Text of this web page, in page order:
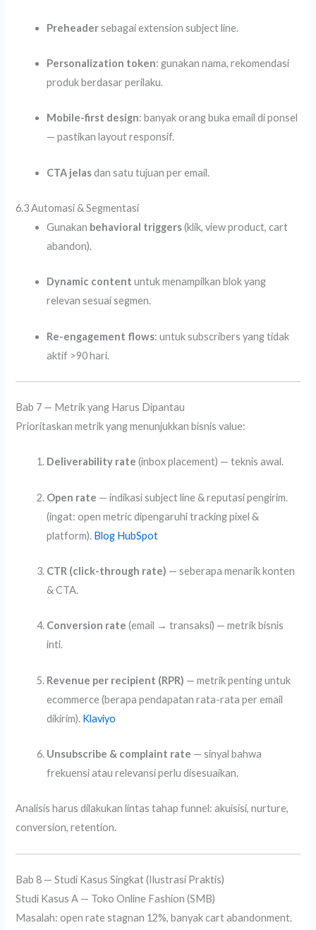
Preheadersebagai extension subject line.
Personalization token: gunakan nama, rekomendasi
produk berdasar perilaku.
Mobile-first design: banyak orang buka email di ponsel
— pastikan layout responsif.
CTA jelasdan satu tujuan per email.
6.3 Automasi & Segmentasi
Gunakan behavioral triggers(klik, view product, cart
abandon).
Dynamic content untuk menampilkan blok yang
relevan sesuai segmen.
Re-engagement flows: untuk subscribers yang tidak
aktif >90 hari.
Bab 7 — Metrik yang Harus Dipantau
Prioritaskan metrik yang menunjukkan bisnis value:
Deliverability rate (inbox placement) — teknis awal.
Open rate — indikasi subject line & reputasi pengirim.
(ingat: open metric dipengaruhi tracking pixel &
platform). Blog HubSpot
CTR (click-through rate) — seberapa menarik konten
& CTA.
Conversion rate (email → transaksi) — metrik bisnis
inti.
Revenue per recipient (RPR) — metrik penting untuk
ecommerce (berapa pendapatan rata-rata per email
dikirim). Klaviyo
Unsubscribe & complaint rate — sinyal bahwa
frekuensi atau relevansi perlu disesuaikan.
Analisis harus dilakukan lintas tahap funnel: akuisisi, nurture,
conversion, retention.
Bab 8 — Studi Kasus Singkat (Ilustrasi Praktis)
Studi Kasus A — Toko Online Fashion (SMB)
Masalah: open rate stagnan 12%, banyak cart abandonment.